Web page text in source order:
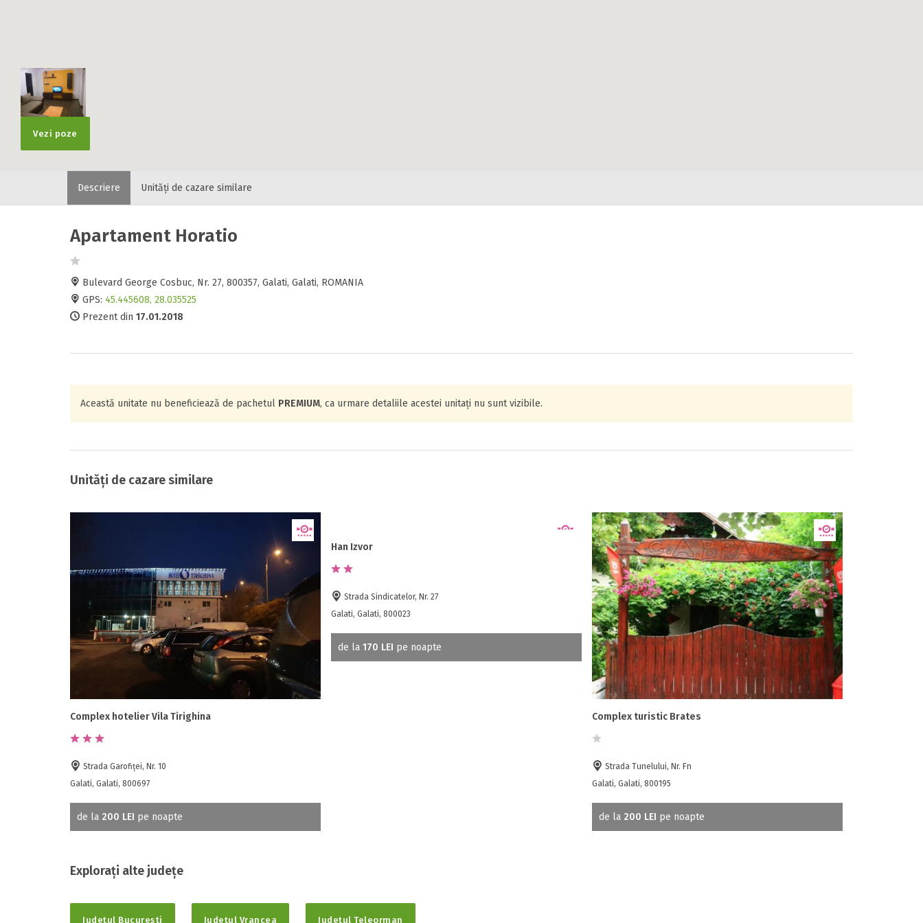
Vezi poze
Descriere Unități de cazare similare
Apartament Horatio
Bulevard George Cosbuc, Nr. 27, 800357, Galati, Galati, ROMANIA
GPS: 45.445608, 28.035525
Prezent din 17.01.2018
Această unitate nu beneficiează de pachetul PREMIUM, ca urmare detaliile acestei unitați nu sunt vizibile.
Unități de cazare similare
Complex hotelier Vila Tirighina
Strada Garofiţei, Nr. 10
Galati, Galati, 800697
de la 200 LEI pe noapte
Han Izvor
Strada Sindicatelor, Nr. 27
Galati, Galati, 800023
de la 170 LEI pe noapte
Complex turistic Brates
Strada Tunelului, Nr. Fn
Galati, Galati, 800195
de la 200 LEI pe noapte
Explorați alte județe
Județul Bucuresti Județul Vrancea Județul Teleorman